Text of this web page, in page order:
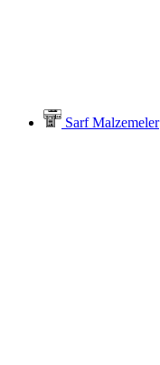
Sarf Malzemeler